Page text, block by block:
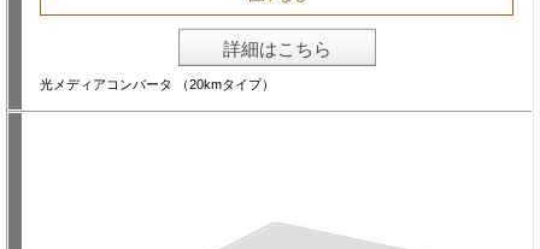
詳細はこちら
光メディアコンバータ （20kmタイプ）